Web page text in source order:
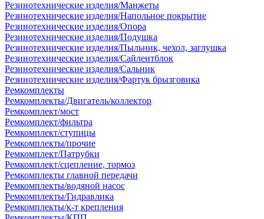
Резинотехнические изделия/Манжеты
Резинотехнические изделия/Напольное покрытие
Резинотехнические изделия/Опора
Резинотехнические изделия/Подушка
Резинотехнические изделия/Пыльник, чехол, заглушка
Резинотехнические изделия/Сайлентблок
Резинотехнические изделия/Сальник
Резинотехнические изделия/Фартук брызговика
Ремкомплекты
Ремкомплекты/Двигатель/коллектор
Ремкомплект/мост
Ремкомплект/фильтра
Ремкомплект/ступицы
Ремкомплекты/прочие
Ремкомплект/Патрубки
Ремкомплект/сцепление, тормоз
Ремкомплекты главной передачи
Ремкомплекты/водяной насос
Ремкомплекты/Гидравлика
Ремкомплекты/к-т крепления